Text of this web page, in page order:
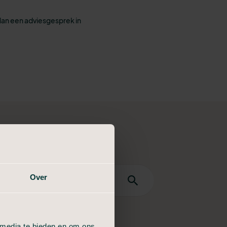
Over
een adviesgesprek in